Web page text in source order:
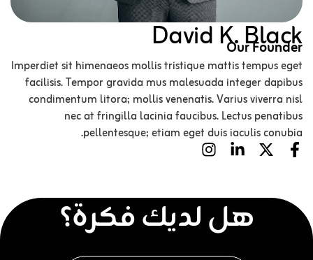
David K. Black
Our Founder
Imperdiet sit himenaeos mollis tristique mattis tempus eget
facilisis. Tempor gravida mus malesuada integer dapibus
condimentum litora; mollis venenatis. Varius viverra nisl
nec at fringilla lacinia faucibus. Lectus penatibus
pellentesque; etiam eget duis iaculis conubia.
هل لديك فكرة؟